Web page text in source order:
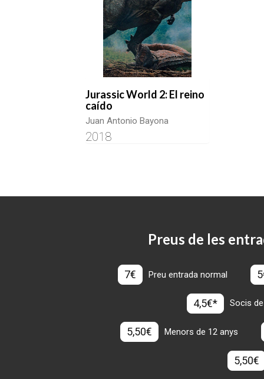
Jurassic World 2: El reino
caído
Juan Antonio Bayona
2018
Preus de les
7€ Preu entrada normal
4,5€* Socis
5,50€ Menors de 12 anys
5,50€